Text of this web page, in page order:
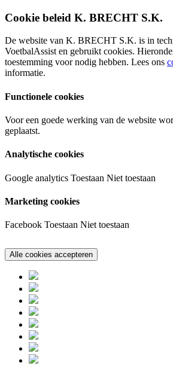
Cookie beleid K. BRECHT S.K.
De website van K. BRECHT S.K. is in
VoetbalAssist en gebruikt cookies.
toestemming voor nodig hebben. Lees ons
informatie.
Functionele cookies
Voor een goede werking van de website
geplaatst.
Analytische cookies
Google analytics Toestaan Niet toestaan
Marketing cookies
Facebook Toestaan Niet toestaan